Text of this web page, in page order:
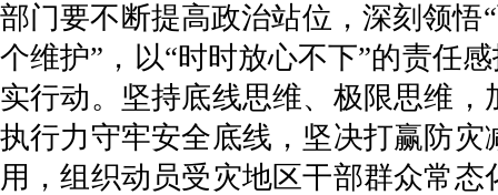
部门要不断提高政治站位，深刻领悟
个维护”，以“时时放心不下”的责任
实行动。坚持底线思维、极限思维
执行力守牢安全底线，坚决打赢防
用，组织动员受灾地区干部群众常